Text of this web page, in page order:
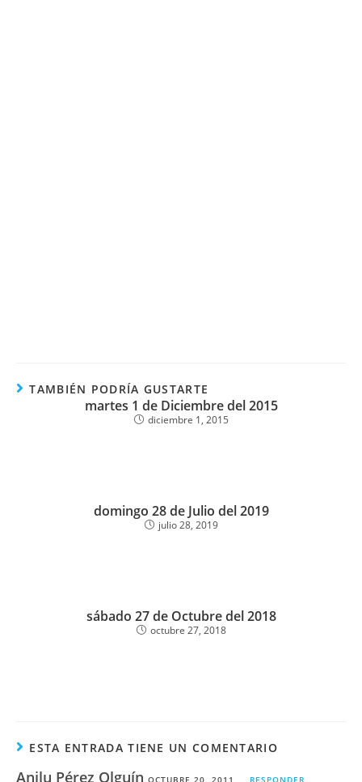
TAMBIÉN PODRÍA GUSTARTE
martes 1 de Diciembre del 2015
diciembre 1, 2015
domingo 28 de Julio del 2019
julio 28, 2019
sábado 27 de Octubre del 2018
octubre 27, 2018
ESTA ENTRADA TIENE UN COMENTARIO
Anilu Pérez Olguín OCTUBRE 20, 2011 RESPONDER